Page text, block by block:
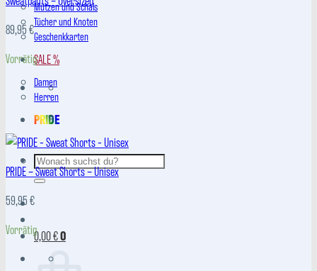
Mützen und Schals
Tücher und Knoten
Geschenkkarten
SALE %
Damen
Herren
PRIDE
Suchen
nach:
0,00€0
89,95€
Vorrätig
PRIDE – Sweat Shorts – Unisex
59,95€
Vorrätig